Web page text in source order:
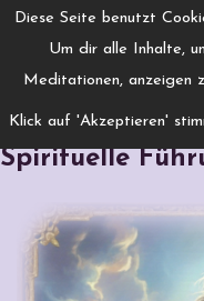
Diese Seite benutzt
Um dir alle Inhalte,
Meditationen, anzeigen
Klick auf 'Akzeptieren'
Direkt zum Seiteninhalt
Menü
Gratis
Spirituelle